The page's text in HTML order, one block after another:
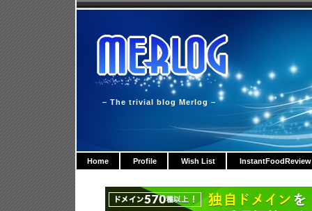
– The trivial blog Merlog –
Home Profile Wish List InstantFoodReview